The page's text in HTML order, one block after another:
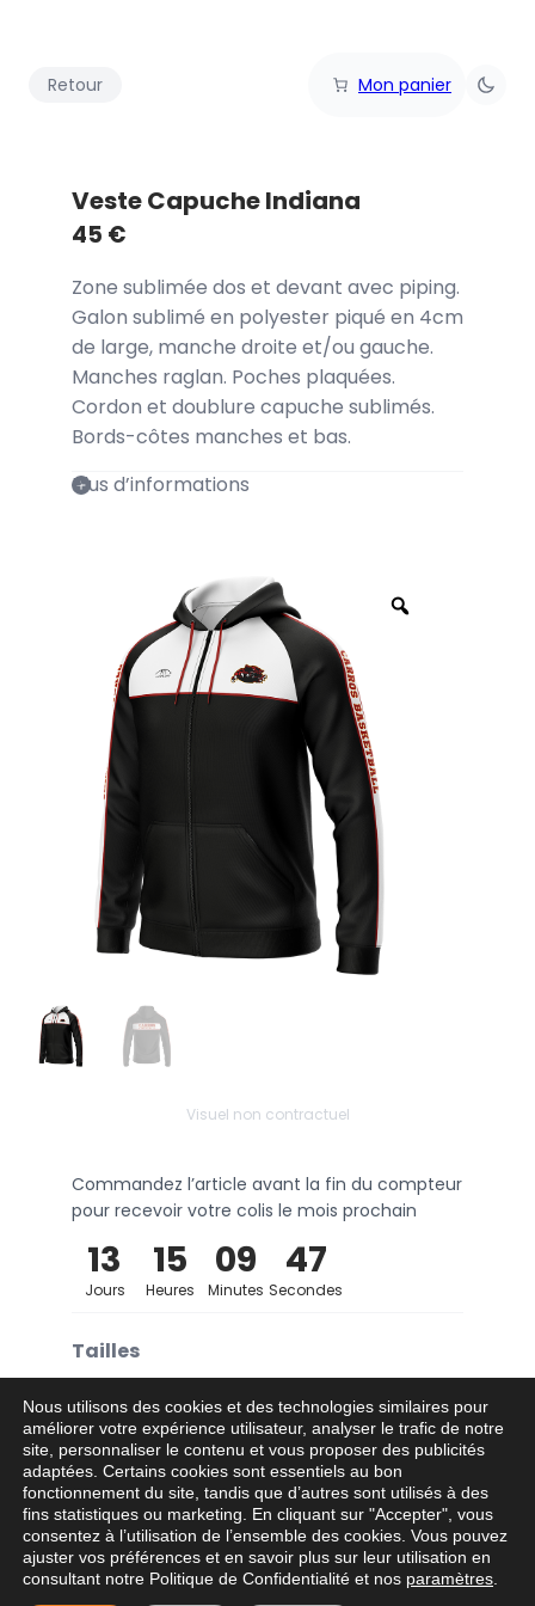
Retour Mon panier
Veste Capuche Indiana
45 €
Zone sublimée dos et devant avec piping.
Galon sublimé en polyester piqué en 4cm
de large, manche droite et/ou gauche.
Manches raglan. Poches plaquées.
Cordon et doublure capuche sublimés.
Bords-côtes manches et bas.
Plus d’informations
Visuel non contractuel
Commandez l’article avant la fin du compteur
pour recevoir votre colis le mois prochain
13
Jours
15
Heures
09
Minutes
46
Secondes
Tailles
4XS 3XS 2XS XS S
M
L
XL 2XL 3XL 4XL
− + Ajouter au panier
Nous utilisons des cookies et des technologies similaires pour
améliorer votre expérience utilisateur, analyser le trafic de notre
site, personnaliser le contenu et vous proposer des publicités
adaptées. Certains cookies sont essentiels au bon
fonctionnement du site, tandis que d’autres sont utilisés à des
fins statistiques ou marketing. En cliquant sur "Accepter", vous
consentez à l’utilisation de l’ensemble des cookies. Vous pouvez
ajuster vos préférences et en savoir plus sur leur utilisation en
consultant notre Politique de Confidentialité et nos paramètres